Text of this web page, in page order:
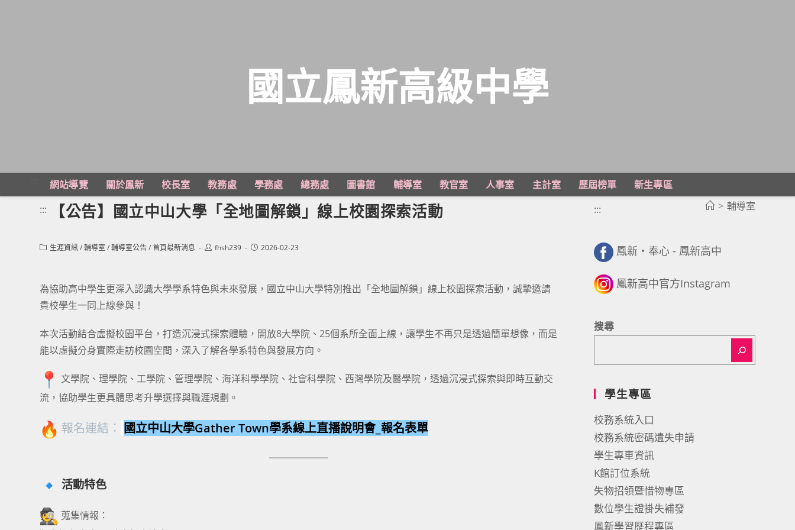
主
國立鳳新高級中學
網站導覽 關於鳳新 校長室 教務處 學務處 總務處 圖書館 輔導室 教官室 人事室 主計室 歷屆榜單
新生專區
> 輔導室
::: 【公告】國立中山大學「全地圖解鎖」線上校園探索活動
Post生涯資訊/輔導室/輔導室公告/首頁最新消息
Postfhsh239
Post2026-02-23
為協助高中學生更深入認識大學學系特色與未來發展，國立中山大學特別推出「全地圖解鎖」線上校園探索活動，誠摯邀請
貴校學生一同上線參與！
本次活動結合虛擬校園平台，打造沉浸式探索體驗，開放8大學院、25個系所全面上線，讓學生不再只是透過簡單想像，而是
能以虛擬分身實際走訪校園空間，深入了解各學系特色與發展方向。
文學院、理學院、工學院、管理學院、海洋科學學院、社會科學院、西灣學院及醫學院，透過沉浸式探索與即時互動交
流，協助學生更具體思考升學選擇與職涯規劃。
報名連結： 國立中山大學Gather Town學系線上直播說明會_報名表單
活動特色
蒐集情報：
:::
鳳新・奉心 - 鳳新高中
鳳新高中官方Instagram
搜尋
學生專區
校務系統入口
校務系統密碼遺失申請
學生專車資訊
K館訂位系統
失物招領暨惜物專區
數位學生證掛失補發
鳳新學習歷程專區